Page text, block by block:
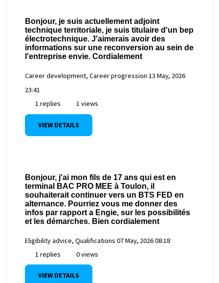
Bonjour, je suis actuellement adjoint
technique territoriale, je suis titulaire d'un bep
électrotechnique. J'aimerais avoir des
informations sur une reconversion au sein de
l'entreprise envie. Cordialement
Career development, Career progression 13 May, 2026
23:41
1 replies
1 views
VIEW DETAILS
Bonjour, j'ai mon fils de 17 ans qui est en
terminal BAC PRO MEE à Toulon, il
souhaiterait continuer vers un BTS FED en
alternance. Pourriez vous me donner des
infos par rapport a Engie, sur les possibilités
et les démarches. Bien cordialement
Eligibility advice, Qualifications 07 May, 2026 08:18
1 replies
0 views
VIEW DETAILS